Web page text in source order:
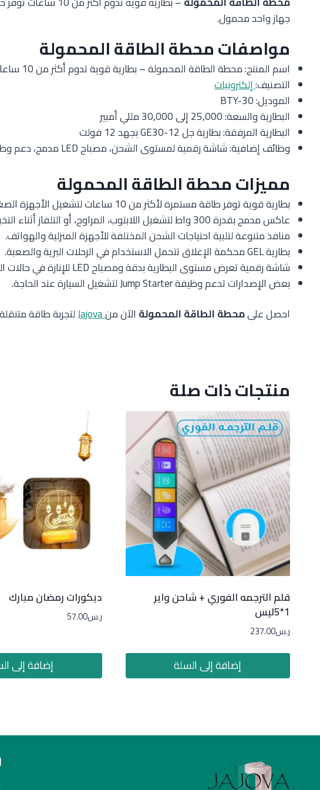
جهاز واحد محمول.
مواصفات محطة الطاقة المحمولة
اسم المنتج: محطة الطاقة المحمولة – بطارية قوية تدوم أكثر من 10 ساعات
التصنيف:إلكترونيات
الموديل: BTY-30
البطارية والسعة: 25,000 إلى 30,000 مللي أمبير
البطارية المرفقة: بطارية جل GE30-12 بجهد 12 فولت
وظائف إضافية: شاشة رقمية لمستوى الشحن، مصباح LED مدمج، دعم وظيفة اشتراك السيارة
مميزات محطة الطاقة المحمولة
بطارية قوية توفر طاقة مستمرة لأكثر من 10 ساعات لتشغيل الأجهزة الصغيرة بسهولة.
عاكس مدمج بقدرة 300 واط لتشغيل اللابتوب، المراوح، أو التلفاز أثناء التخييم.
منافذ متنوعة لتلبية احتياجات الشحن المختلفة للأجهزة المنزلية والهواتف.
بطارية GEL محكمة الإغلاق تتحمل الاستخدام في الرحلات البرية والصعبة.
شاشة رقمية تعرض مستوى البطارية بدقة ومصباح LED للإنارة في حالات الطوارئ.
بعض الإصدارات تدعم وظيفة Jump Starter لتشغيل السيارة عند الحاجة.
احصل علىمحطة الطاقة المحمولة الآن منJajovaلتجربة طاقة
منتجات ذات صلة
قلم الترجمه الفوري + شاحن واير
1*5ليس
ر.س237.00
إضافة إلى السلة
ديكورات رمضان مبارك
ر.س57.00
إضافة إلى